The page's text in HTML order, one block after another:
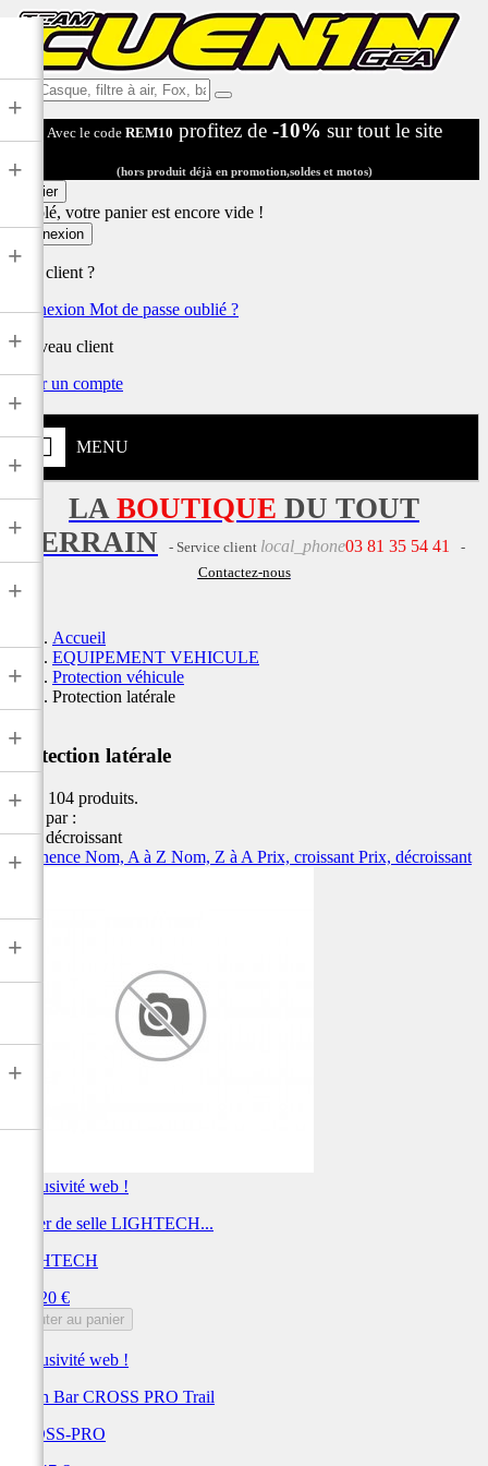
Ex:
Casque,
filtre
air,
Fox,
...
Avec le code REM10 profitez de -10% sur tout le site
(hors produit déjà en promotion,soldes et motos)
Panier
Désolé, votre panier est encore vide !
Connexion
Déjà client ?
Connexion Mot de passe oublié ?
Nouveau client
Créer un compte
MENU
+
+
+
+
+
+
+
+
+
+
+
+
+
+
LA BOUTIQUE DU TOUT
TERRAIN
- Service client local_phone03 81 35 54 41
-
Contactez-nous
Accueil
EQUIPEMENT VEHICULE
Protection véhicule
Protection latérale
Protection latérale
Il y a 104 produits.
Trier par :
Prix, décroissant
Pertinence Nom, A à Z Nom, Z à A Prix, croissant Prix, décroissant
Exclusivité web !
Carter de selle LIGHTECH...
LIGHTECH
505,20 €
Ajouter au panier
Exclusivité web !
Crash Bar CROSS PRO Trail
CROSS-PRO